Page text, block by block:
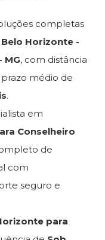
completas
Belo Horizonte -
MG, com distância
prazo médio de
.
em
Conselheiro
de
com
seguro e
para